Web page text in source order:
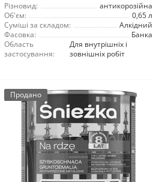
Різновид:
антикорозійна
Об'єм:
0,65 л
Суміші за складом:
Алкідний
Фасовка:
Банка
Область
застосування:
Для внутрішніх і
зовнішніх робіт
Продано